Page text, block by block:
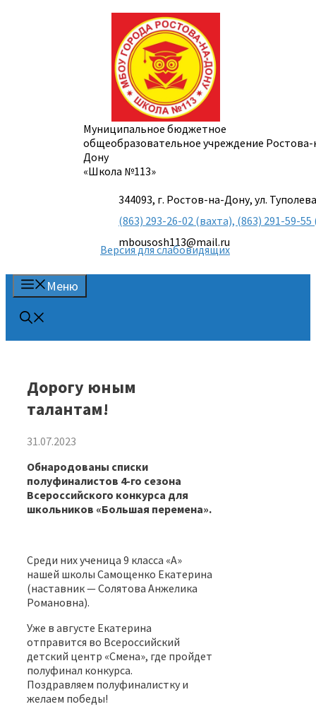
Муниципальное бюджетное
общеобразовательное учреждение
Дону
«Школа №113»
344093, г. Ростов-на-Дону, ул.
(863) 293-26-02 (вахта), (863) 291-59-
mbousosh113@mail.ru
Версия для слабовидящих
Меню
Дорогу юным
талантам!
31.07.2023
Обнародованы списки
полуфиналистов 4-го сезона
Всероссийского конкурса для
школьников «Большая перемена».
Среди них ученица 9 класса «А»
нашей школы Самощенко Екатерина
(наставник — Солятова Анжелика
Романовна).
Уже в августе Екатерина
отправится во Всероссийский
детский центр «Смена», где пройдет
полуфинал конкурса.
Поздравляем полуфиналистку и
желаем победы!